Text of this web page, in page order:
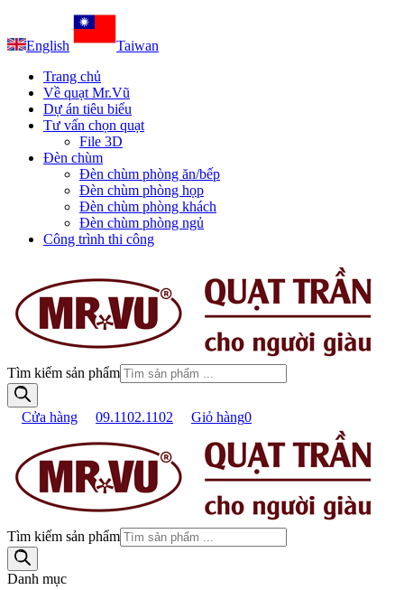
English
Taiwan
Trang chủ
Về quạt Mr.Vũ
Dự án tiêu biểu
Tư vấn chọn quạt
File 3D
Đèn chùm
Đèn chùm phòng ăn/bếp
Đèn chùm phòng họp
Đèn chùm phòng khách
Đèn chùm phòng ngủ
Công trình thi công
Tìm kiếm sản phẩm
Cửa hàng 09.1102.1102 Giỏ hàng0
Tìm kiếm sản phẩm
Danh mục